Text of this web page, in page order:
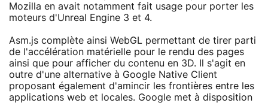
Mozilla en avait notamment fait usage pour porter les
moteurs d'Unreal Engine 3 et 4.
Asm.js complète ainsi WebGL permettant de tirer parti
de l'accélération matérielle pour le rendu des pages
ainsi que pour afficher du contenu en 3D. Il s'agit en
outre d'une alternative à Google Native Client
proposant également d'amincir les frontières entre les
applications web et locales. Google met à disposition